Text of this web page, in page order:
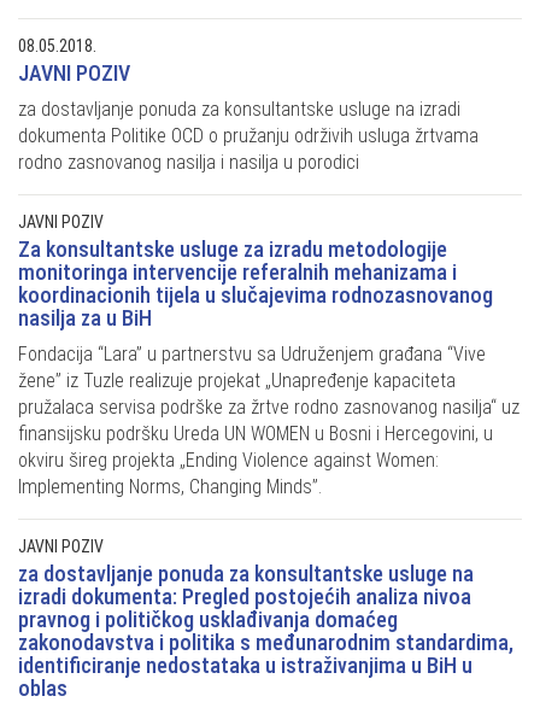
08.05.2018.
JAVNI POZIV
za dostavljanje ponuda za konsultantske usluge na izradi
dokumenta Politike OCD o pružanju održivih usluga žrtvama
rodno zasnovanog nasilja i nasilja u porodici
JAVNI POZIV
Za konsultantske usluge za izradu metodologije
monitoringa intervencije referalnih mehanizama i
koordinacionih tijela u slučajevima rodnozasnovanog
nasilja za u BiH
Fondacija “Lara” u partnerstvu sa Udruženjem građana “Vive
žene” iz Tuzle realizuje projekat „Unapređenje kapaciteta
pružalaca servisa podrške za žrtve rodno zasnovanog nasilja“ uz
finansijsku podršku Ureda UN WOMEN u Bosni i Hercegovini, u
okviru šireg projekta „Ending Violence against Women:
Implementing Norms, Changing Minds”.
JAVNI POZIV
za dostavljanje ponuda za konsultantske usluge na
izradi dokumenta: Pregled postojećih analiza nivoa
pravnog i političkog usklađivanja domaćeg
zakonodavstva i politika s međunarodnim standardima,
identificiranje nedostataka u istraživanjima u BiH u
oblas